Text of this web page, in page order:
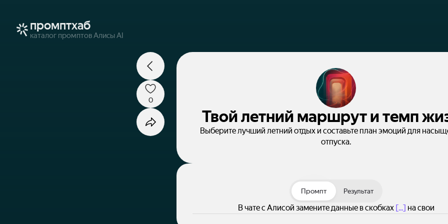
промптхаб
каталог промптов Алисы AI
Твой летний маршрут и темп
Выберите лучший летний отдых и составьте план эмоций для
отпуска.
0
Промпт Результат
В чате с Алисой замените данные в скобках [...] на свои